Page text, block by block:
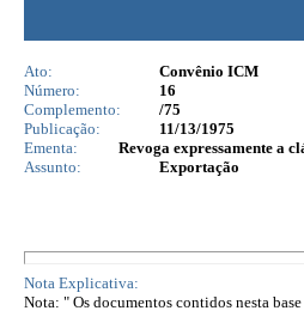
Ato:
Convênio ICM
Número:
16
Complemento:
/75
Publicação:
11/13/1975
Ementa:
Revoga expressamente a
Assunto:
Exportação
Nota Explicativa:
Nota: " Os documentos contidos nesta